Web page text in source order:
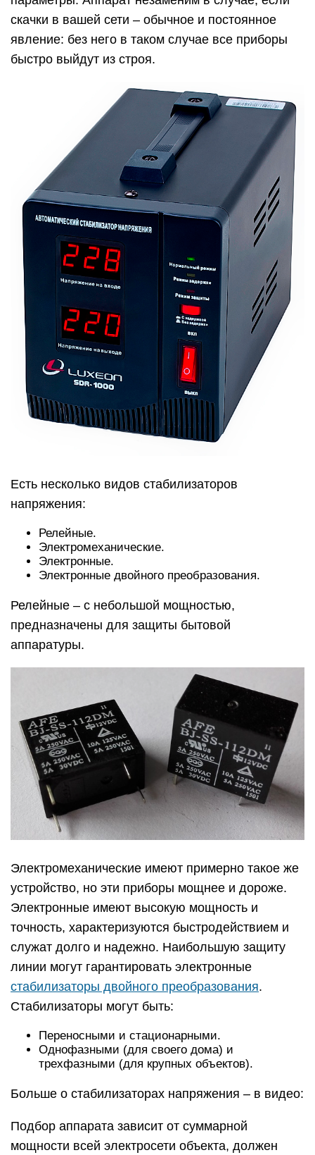
скачки в вашей сети – обычное и постоянное
явление: без него в таком случае все приборы
быстро выйдут из строя.
Есть несколько видов стабилизаторов
напряжения:
Релейные.
Электромеханические.
Электронные.
Электронные двойного преобразования.
Релейные – с небольшой мощностью,
предназначены для защиты бытовой
аппаратуры.
Электромеханические имеют примерно такое же
устройство, но эти приборы мощнее и дороже.
Электронные имеют высокую мощность и
точность, характеризуются быстродействием и
служат долго и надежно. Наибольшую защиту
линии могут гарантировать электронные
стабилизаторы двойного преобразования.
Стабилизаторы могут быть:
Переносными и стационарными.
Однофазными (для своего дома) и
трехфазными (для крупных объектов).
Больше о стабилизаторах напряжения – в видео:
Подбор аппарата зависит от суммарной
мощности всей электросети объекта, должен